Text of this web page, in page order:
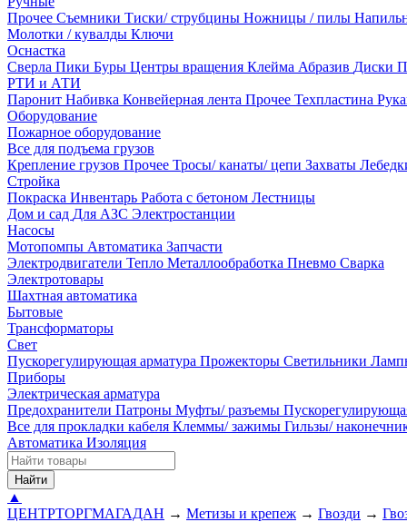
Прочее Съемники Тиски/ струбцины Ножницы / пилы
Молотки / кувалды Ключи
Оснастка
Сверла Пики Буры Центры вращения Клейма Абразив Диски
РТИ и АТИ
Паронит Набивка Конвейерная лента Прочее Техпластина
Оборудование
Пожарное оборудование
Все для подъема грузов
Крепление грузов Прочее Тросы/ канаты/ цепи Захваты
Стройка
Покраска Инвентарь Работа с бетоном Лестницы
Дом и сад Для АЗС Электростанции
Насосы
Мотопомпы Автоматика Запчасти
Электродвигатели Тепло Металлообработка Пневмо Сварка
Электротовары
Шахтная автоматика
Бытовые
Трансформаторы
Свет
Пускорегулирующая арматура Прожекторы Светильники
Приборы
Электрическая арматура
Предохранители Патроны Муфты/ разъемы
Все для прокладки кабеля Клеммы/ зажимы Гильзы/
Автоматика Изоляция
Найти
▲
ЦЕНТРТОРГМАГАДАН → Метизы и крепеж → Гвозди →